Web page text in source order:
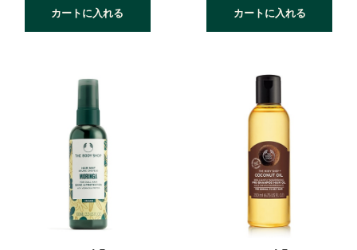
カートに入れる カートに入れる